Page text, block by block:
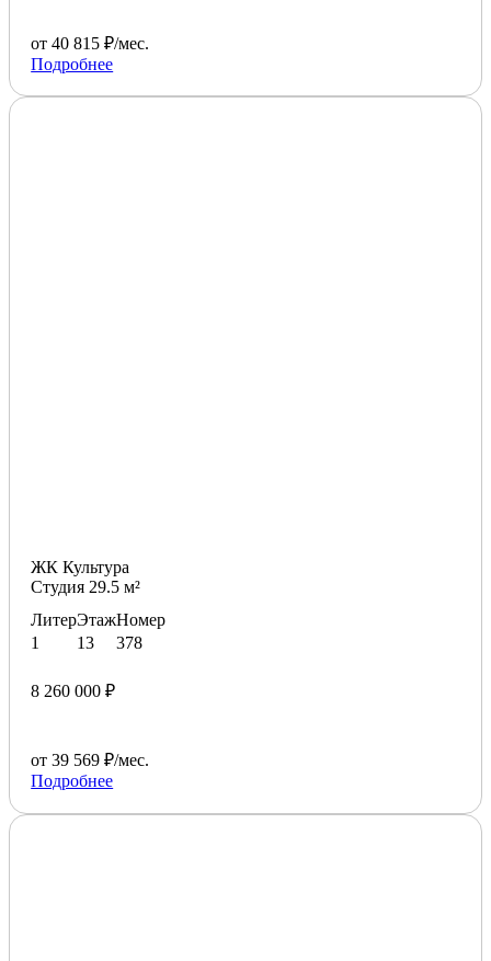
от 40 815 ₽/мес.
Подробнее
ЖК Культура
Студия 29.5 м²
Литер
1
Этаж
13
Номер
378
8 260 000 ₽
от 39 569 ₽/мес.
Подробнее